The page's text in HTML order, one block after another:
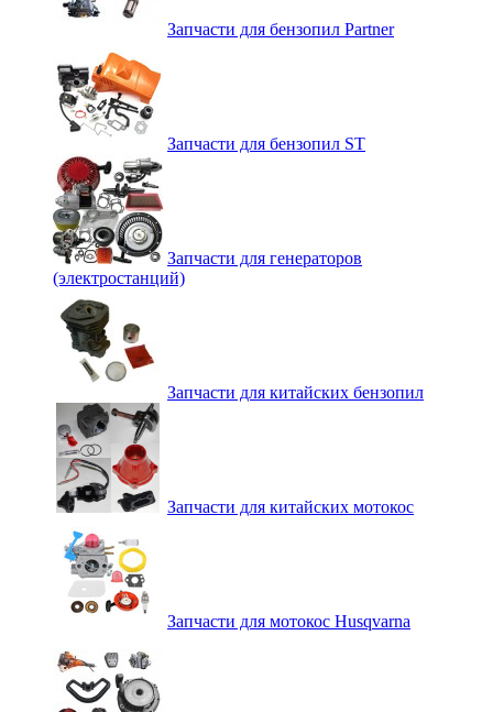
Запчасти для бензопил Partner
Запчасти для бензопил ST
Запчасти для генераторов
(электростанций)
Запчасти для китайских бензопил
Запчасти для китайских мотокос
Запчасти для мотокос Husqvarna